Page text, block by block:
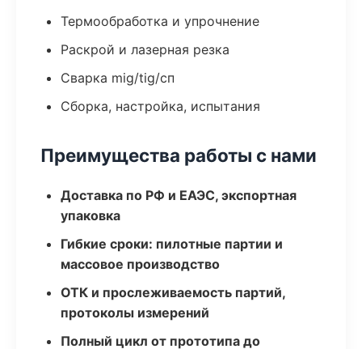
Термообработка и упрочнение
Раскрой и лазерная резка
Сварка mig/tig/сп
Сборка, настройка, испытания
Преимущества работы с нами
Доставка по РФ и ЕАЭС, экспортная
упаковка
Гибкие сроки: пилотные партии и
массовое производство
ОТК и прослеживаемость партий,
протоколы измерений
Полный цикл от прототипа до